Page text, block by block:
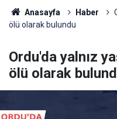
Anasayfa Haber
ölü olarak bulundu
Ordu'da yalnız
ölü olarak